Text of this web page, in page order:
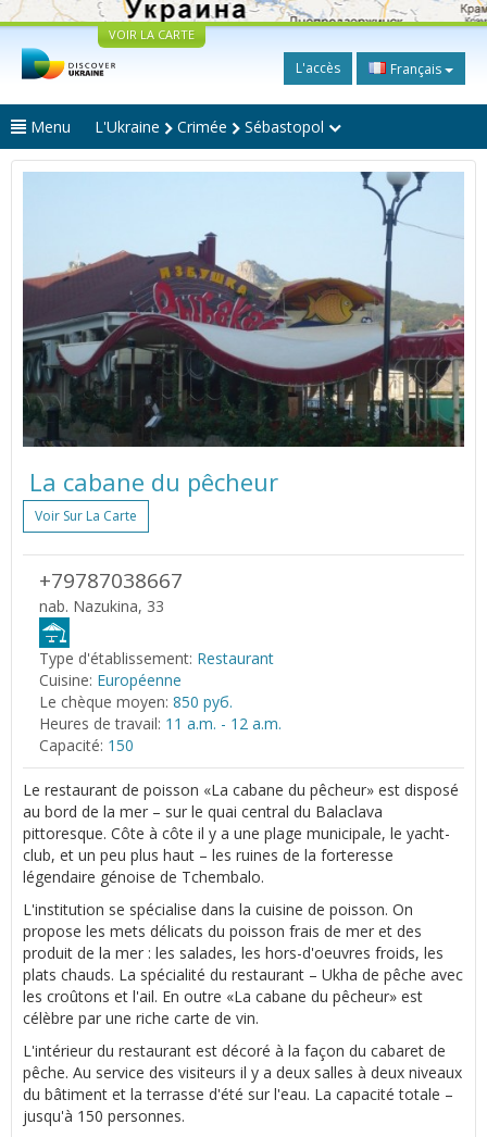
VOIR LA CARTE
L'accès Français
Menu L'Ukraine Crimée Sébastopol
La cabane du pêcheur
Voir Sur La Carte
+79787038667
nab. Nazukina, 33
Type d'établissement: Restaurant
Cuisine: Européenne
Le chèque moyen: 850 руб.
Heures de travail: 11 a.m. - 12 a.m.
Capacité: 150
Le restaurant de poisson «La cabane du pêcheur» est disposé
au bord de la mer – sur le quai central du Balaclava
pittoresque. Côte à côte il y a une plage municipale, le yacht-
club, et un peu plus haut – les ruines de la forteresse
légendaire génoise de Tchembalo.
L'institution se spécialise dans la cuisine de poisson. On
propose les mets délicats du poisson frais de mer et des
produit de la mer : les salades, les hors-d'oeuvres froids, les
plats chauds. La spécialité du restaurant – Ukha de pêche avec
les croûtons et l'ail. En outre «La cabane du pêcheur» est
célèbre par une riche carte de vin.
L'intérieur du restaurant est décoré à la façon du cabaret de
pêche. Au service des visiteurs il y a deux salles à deux niveaux
du bâtiment et la terrasse d'été sur l'eau. La capacité totale –
jusqu'à 150 personnes.